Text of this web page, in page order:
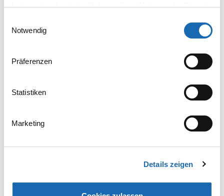
haben oder die sie im Rahmen Ihrer Nutzung der Dienste
Notwendig
Präferenzen
Statistiken
Marketing
Details zeigen
Die intelligente Schnittstelle in Ihrer
Header im Netzwerk gesichert.